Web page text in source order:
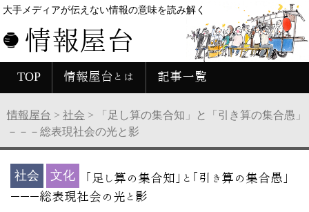
大手メディアが伝えない情報の意味を読み解く
情報屋台
TOP 情報屋台とは 記事一覧
情報屋台 > 社会 >
「足し算の集合知」と「引き算の集合愚」
－－－総表現社会の光と影
社会 文化
「足し算の集合知」と「引き算の集合愚」
－－－総表現社会の光と影